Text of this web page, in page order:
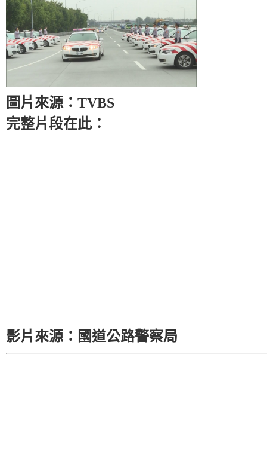
圖片來源：TVBS
完整片段在此：
影片來源：國道公路警察局